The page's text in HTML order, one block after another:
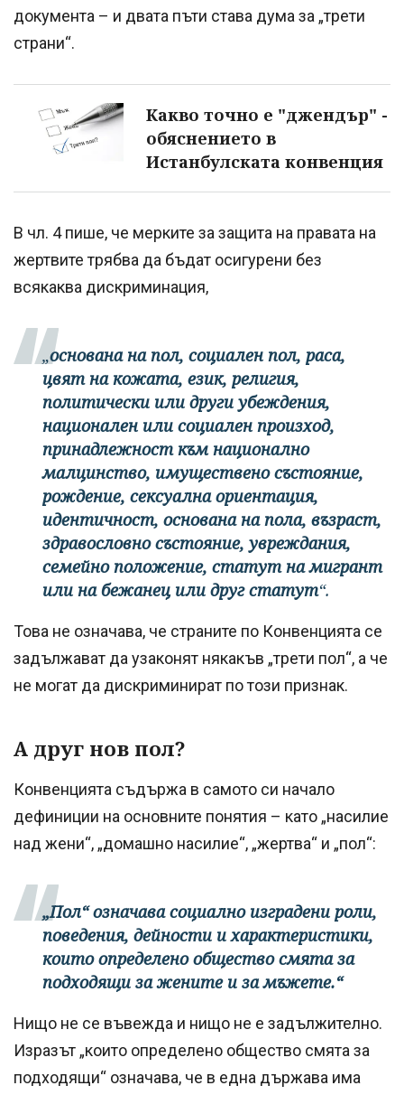
документа – и двата пъти става дума за „трети
страни“.
Какво точно е "джендър" -
обяснението в
Истанбулската конвенция
В чл. 4 пише, че мерките за защита на правата на
жертвите трябва да бъдат осигурени без
всякаква дискриминация,
„основана на пол, социален пол, раса,
цвят на кожата, език, религия,
политически или други убеждения,
национален или социален произход,
принадлежност към национално
малцинство, имуществено състояние,
рождение, сексуална ориентация,
идентичност, основана на пола, възраст,
здравословно състояние, увреждания,
семейно положение, статут на мигрант
или на бежанец или друг статут“.
Това не означава, че страните по Конвенцията се
задължават да узаконят някакъв „трети пол“, а че
не могат да дискриминират по този признак.
А друг нов пол?
Конвенцията съдържа в самото си начало
дефиниции на основните понятия – като „насилие
над жени“, „домашно насилие“, „жертва“ и „пол“:
„Пол“ означава социално изградени роли,
поведения, дейности и характеристики,
които определено общество смята за
подходящи за жените и за мъжете.“
Нищо не се въвежда и нищо не е задължително.
Изразът „които определено общество смята за
подходящи“ означава, че в една държава има